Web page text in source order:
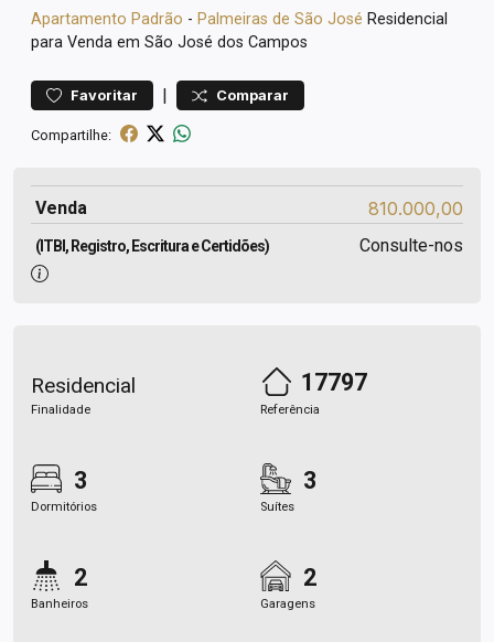
Apartamento Padrão - Palmeiras de São José Residencial
para Venda em São José dos Campos
Favoritar | Comparar
Compartilhe:
Venda 810.000,00
(ITBI, Registro, Escritura e Certidões) Consulte-nos
Residencial
Finalidade
17797
Referência
3
Dormitórios
3
Suítes
2
Banheiros
2
Garagens